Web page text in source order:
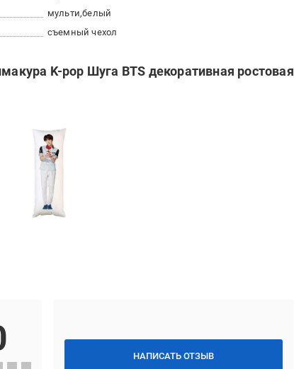
мульти белый
съемный чехол
K-pop Шуга BTS декоративная ростовая
НАПИСАТЬ ОТЗЫВ